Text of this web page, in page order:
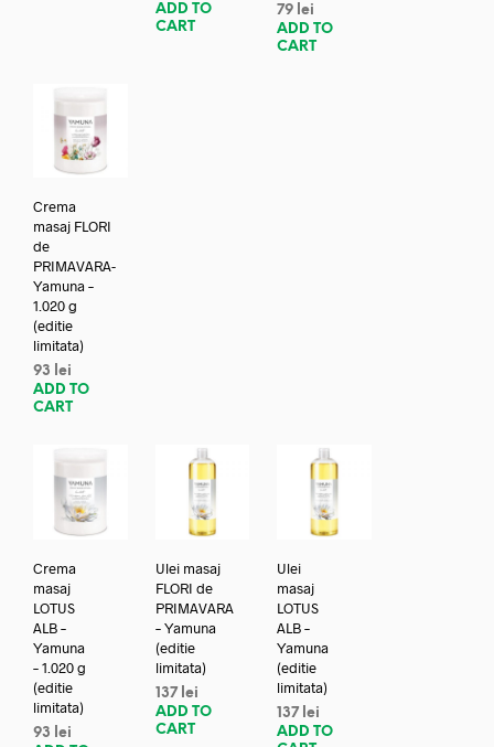
ADD TO
CART
79 lei
ADD TO
CART
Crema
masaj FLORI
de
PRIMAVARA-
Yamuna –
1.020 g
(editie
limitata)
93
lei
ADD TO
CART
Crema
masaj
LOTUS
ALB –
Yamuna
– 1.020 g
(editie
limitata)
93
lei
Ulei masaj
FLORI de
PRIMAVARA
– Yamuna
(editie
limitata)
137 lei
ADD TO
CART
Ulei
masaj
LOTUS
ALB –
Yamuna
(editie
limitata)
137 lei
ADD TO